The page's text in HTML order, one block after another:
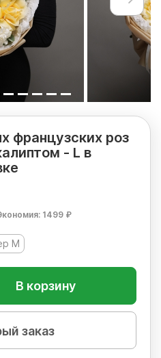
французских роз
- L в
1499 ₽
M
В корзину
заказ